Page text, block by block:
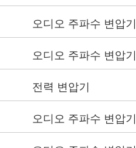
오디오 주파수 변압기
오디오 주파수 변압기
전력 변압기
오디오 주파수 변압기